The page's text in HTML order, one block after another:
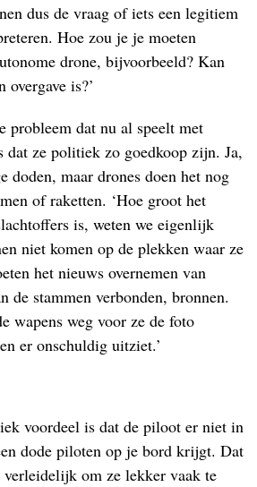
dus de vraag of iets een legitiem
Hoe zou je je moeten
drone, bijvoorbeeld? Kan
is?’
probleem dat nu al speelt met
dat ze politiek zo goedkoop zijn. Ja,
doden, maar drones doen het nog
of raketten. ‘Hoe groot het
is, weten we eigenlijk
niet komen op de plekken waar ze
het nieuws overnemen van
de stammen verbonden, bronnen.
wapens weg voor ze de foto
er onschuldig uitziet.’
voordeel is dat de piloot er niet in
dode piloten op je bord krijgt. Dat
om ze lekker vaak te